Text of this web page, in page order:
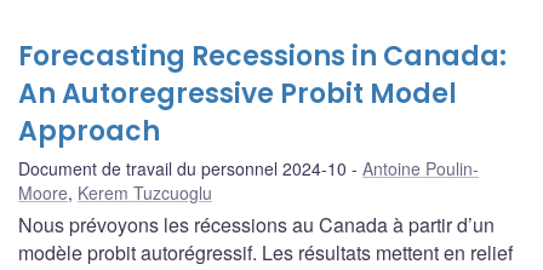
Forecasting Recessions in Canada:
An Autoregressive Probit Model
Approach
Document de travail du personnel 2024-10
Antoine Poulin-
Moore, Kerem Tuzcuoglu
Nous prévoyons les récessions au Canada à partir d’un
modèle probit autorégressif. Les résultats mettent en relief